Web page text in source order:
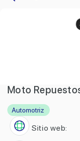
Moto
Automotriz
Sitio web: